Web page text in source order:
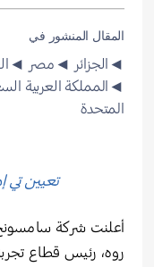
المقال المنشور في
◄الجزائر ◄مصر
◄المملكة العربية
المتحدة
تعيين تي
أعلنت شركة سامسونج
روه، رئيس قطاع